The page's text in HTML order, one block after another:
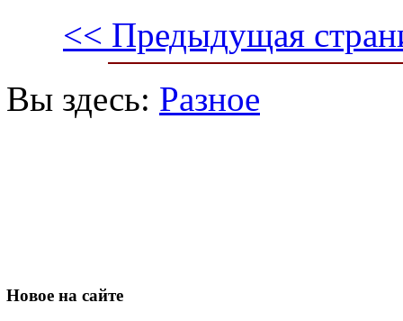
<< Предыдущая
Вы здесь: Разное
Новое на сайте